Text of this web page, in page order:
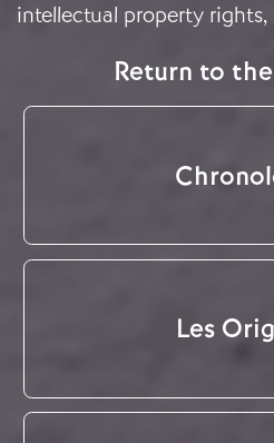
intellectual property rights,
Return to
Les